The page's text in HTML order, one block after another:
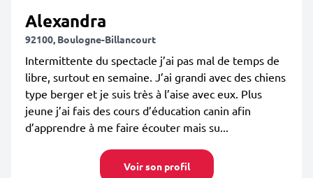
Alexandra
92100, Boulogne-Billancourt
Intermittente du spectacle j’ai pas mal de temps de
libre, surtout en semaine. J’ai grandi avec des chiens
type berger et je suis très à l’aise avec eux. Plus
jeune j’ai fais des cours d’éducation canin afin
d’apprendre à me faire écouter mais su...
Voir son profil